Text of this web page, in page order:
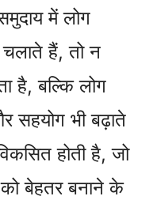
में लोग
चलाते हैं, तो न
है, बल्कि लोग
भी बढ़ाते
होती है, जो
बेहतर बनाने के